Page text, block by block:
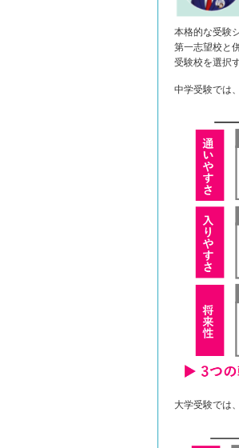
本格的な受験
第一志望校と
受験校を選択
中学受験では、
大学受験では、